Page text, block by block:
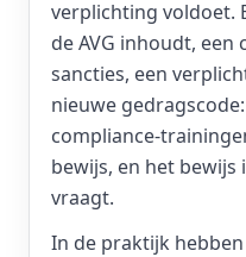
verplichting voldoet.
de AVG inhoudt,
sancties, een
nieuwe
compliance-
bewijs, en het
vraagt.
In de praktijk